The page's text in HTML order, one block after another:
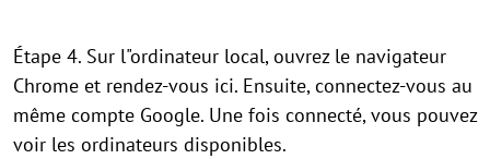
Étape 4. Sur l"ordinateur local, ouvrez le navigateur
Chrome et rendez-vous ici. Ensuite, connectez-vous au
même compte Google. Une fois connecté, vous pouvez
voir les ordinateurs disponibles.